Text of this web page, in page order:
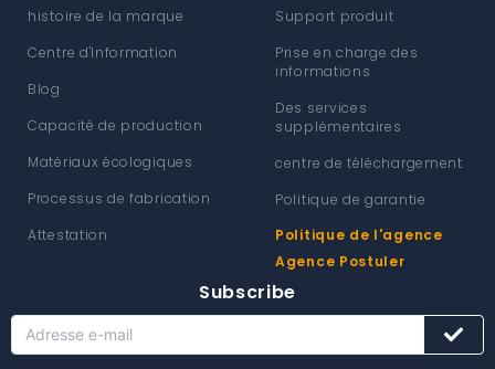
histoire de la marque
Centre d'Information
Blog
Capacité de production
Matériaux écologiques
Processus de fabrication
Attestation
Support produit
Prise en charge des
informations
Des services
supplémentaires
centre de téléchargement
Politique de garantie
Politique de l'agence
Agence Postuler
Subscribe